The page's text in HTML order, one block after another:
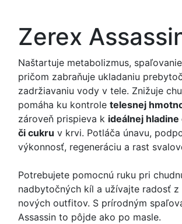
Zerex
Naštartuje metabolizmus,
pričom zabraňuje ukladaniu
zadržiavaniu vody v tele. Znižuje
pomáha ku kontrole telesnej
zároveň prispieva k ideálnej
či cukru v krvi. Potláča únavu,
výkonnosť, regeneráciu a rast
Potrebujete pomocnú ruku pri
nadbytočných kíl a užívajte radosť z
nových outfitov. S prírodným
Assassin to pôjde ako po masle.